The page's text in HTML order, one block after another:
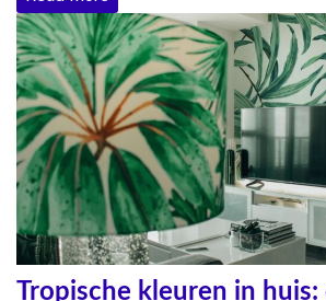
Tropische kleuren in huis: